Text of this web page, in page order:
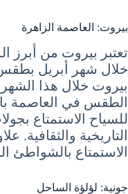
بيروت: العاصمة الزاهرة
تعتبر بيروت من أبرز
خلال شهر أبريل
الطقس في العاصمة
للسياح الاستمتاع
التاريخية والثقافية.
الاستمتاع بالشواطئ
جونية: لؤلؤة الساحل